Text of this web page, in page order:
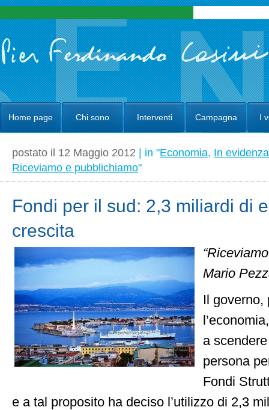
Home page Chi sono Interventi Campagna I
postato il 12 Maggio 2012 | in "Economia, In evidenza
Riceviamo e pubblichiamo"
Fondi per il sud: 2,3 miliardi di
crescita
Mario
Il governo,
a
persona
Fondi
e a tal proposito ha deciso l’utilizzo di 2,3